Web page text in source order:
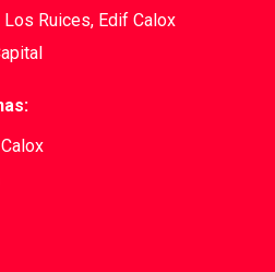
Ruices, Edif Calox